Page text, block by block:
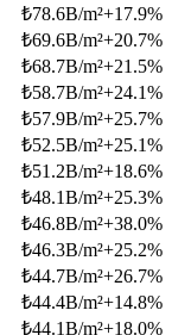
₺78.6B/m²+17.9%
₺69.6B/m²+20.7%
₺68.7B/m²+21.5%
₺58.7B/m²+24.1%
₺57.9B/m²+25.7%
₺52.5B/m²+25.1%
₺51.2B/m²+18.6%
₺48.1B/m²+25.3%
₺46.8B/m²+38.0%
₺46.3B/m²+25.2%
₺44.7B/m²+26.7%
₺44.4B/m²+14.8%
₺44.1B/m²+18.0%